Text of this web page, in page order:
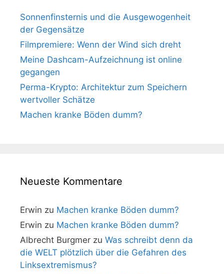
Sonnenfinsternis und die Ausgewogenheit
der Gegensätze
Filmpremiere: Wenn der Wind sich dreht
Meine Dashcam-Aufzeichnung ist online
gegangen
Perma-Krypto: Architektur zum Speichern
wertvoller Schätze
Machen kranke Böden dumm?
Neueste Kommentare
Erwin zu Machen kranke Böden dumm?
Erwin zu Machen kranke Böden dumm?
Albrecht Burgmer zu Was schreibt denn da
die WELT plötzlich über die Gefahren des
Linksextremismus?